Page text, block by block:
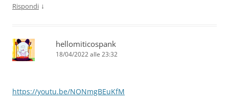
Rispondi ↓
hellomiticospank
18/04/2022 alle 23:32
https://youtu.be/NONmgBEuKfM